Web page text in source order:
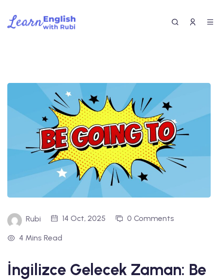
Rubi 14 Oct, 2025 0 Comments
4 Mins Read
İngilizce Gelecek Zaman: Be